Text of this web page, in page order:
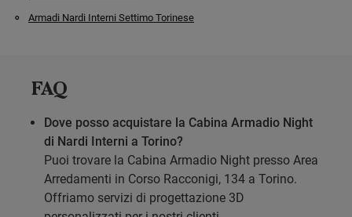
Armadi Nardi Interni Settimo Torinese
FAQ
Dove posso acquistare la Cabina Armadio Night
di Nardi Interni a Torino?
Puoi trovare la Cabina Armadio Night presso Area
Arredamenti in Corso Racconigi, 134 a Torino.
Offriamo servizi di progettazione 3D